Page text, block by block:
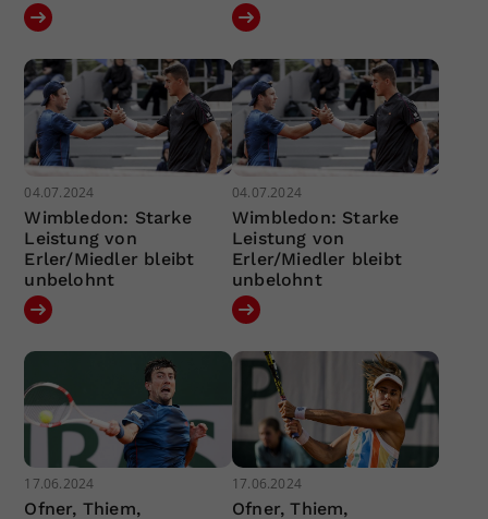
04.07.2024
Wimbledon: Starke
Leistung von
Erler/Miedler bleibt
unbelohnt
04.07.2024
Wimbledon: Starke
Leistung von
Erler/Miedler bleibt
unbelohnt
17.06.2024
Ofner, Thiem,
17.06.2024
Ofner, Thiem,